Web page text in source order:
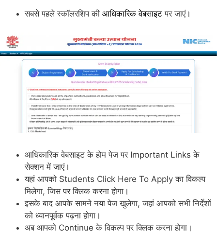
सबसे पहले स्कॉलरशिप की आधिकारिक वेबसाइट पर जाएं।
आधिकारिक वेबसाइट के होम पेज पर Important Links के
सेक्शन में जाएं।
यहां आपको Students Click Here To Apply का विकल्प
मिलेगा, जिस पर क्लिक करना होगा।
इसके बाद आपके सामने नया पेज खुलेगा, जहां आपको सभी निर्देशों
को ध्यानपूर्वक पढ़ना होगा।
अब आपको Continue के विकल्प पर क्लिक करना होगा।